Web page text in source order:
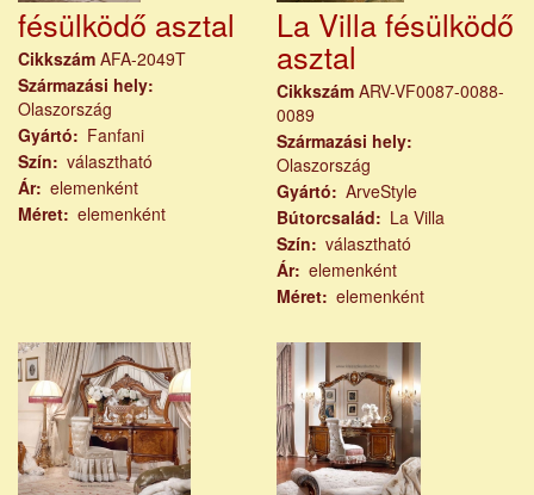
fésülködő asztal
Cikkszám AFA-2049T
Származási hely
Olaszország
Gyártó
Fanfani
Szín
választható
Ár elemenként
Méret elemenként
La Villa fésülködő
asztal
Cikkszám ARV-VF0087-0088-
0089
Származási hely
Olaszország
Gyártó
ArveStyle
Bútorcsalád
La Villa
Szín
választható
Ár
elemenként
Méret
elemenként